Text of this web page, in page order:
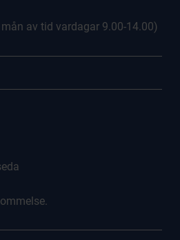
av tid vardagar 9.00-14.00)